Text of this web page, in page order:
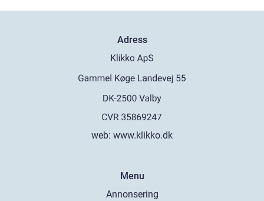
Adress
web: www.klikko.dk
Menu
Annonsering